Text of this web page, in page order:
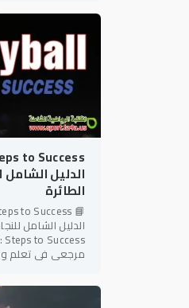
شعبية وإثارة
الدليل
الطائرة
الدليل الشامل
مرجعي في تعلم
Success المعروفة بأسلوبها